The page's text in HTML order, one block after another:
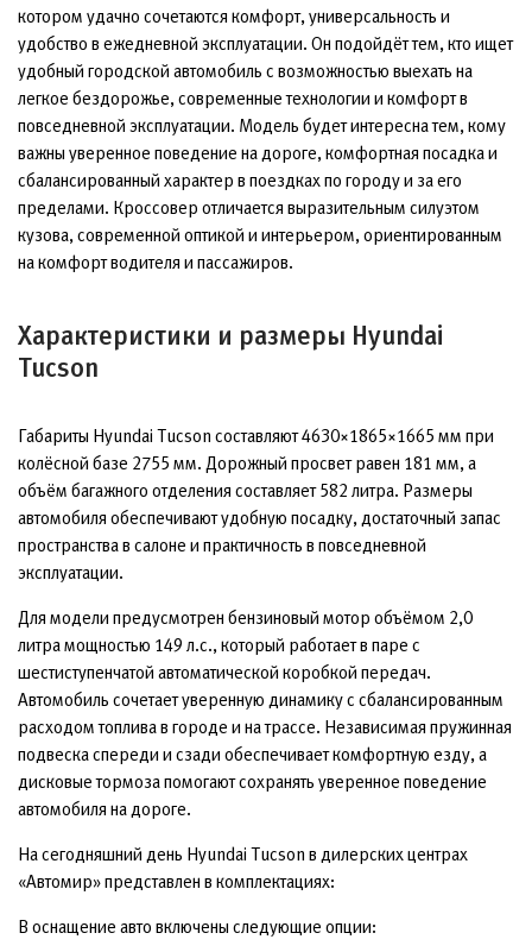
котором удачно сочетаются комфорт, универсальность и
удобство в ежедневной эксплуатации. Он подойдёт тем, кто ищет
удобный городской автомобиль с возможностью выехать на
легкое бездорожье, современные технологии и комфорт в
повседневной эксплуатации. Модель будет интересна тем, кому
важны уверенное поведение на дороге, комфортная посадка и
сбалансированный характер в поездках по городу и за его
пределами. Кроссовер отличается выразительным силуэтом
кузова, современной оптикой и интерьером, ориентированным
на комфорт водителя и пассажиров.
Характеристики и размеры Hyundai
Tucson
Габариты Hyundai Tucson составляют 4630×1865×1665 мм при
колёсной базе 2755 мм. Дорожный просвет равен 181 мм, а
объём багажного отделения составляет 582 литра. Размеры
автомобиля обеспечивают удобную посадку, достаточный запас
пространства в салоне и практичность в повседневной
эксплуатации.
Для модели предусмотрен бензиновый мотор объёмом 2,0
литра мощностью 149 л.с., который работает в паре с
шестиступенчатой автоматической коробкой передач.
Автомобиль сочетает уверенную динамику с сбалансированным
расходом топлива в городе и на трассе. Независимая пружинная
подвеска спереди и сзади обеспечивает комфортную езду, а
дисковые тормоза помогают сохранять уверенное поведение
автомобиля на дороге.
На сегодняшний день Hyundai Tucson в дилерских центрах
«Автомир» представлен в комплектациях:
В оснащение авто включены следующие опции: